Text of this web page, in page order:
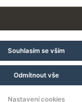
Souhlasím se vším
Odmítnout vše
Nastavení cookies